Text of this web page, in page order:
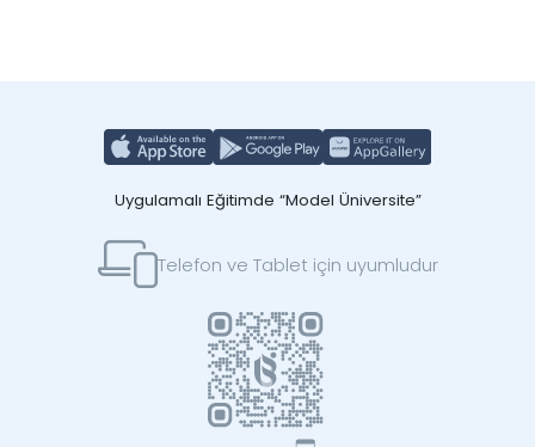
Uygulamalı Eğitimde “Model Üniversite”
Telefon ve Tablet için uyumludur